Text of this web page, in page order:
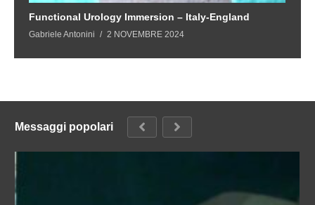
Functional Urology Immersion – Italy-England
Gabriele Antonini 2 NOVEMBRE 2024
Messaggi popolari